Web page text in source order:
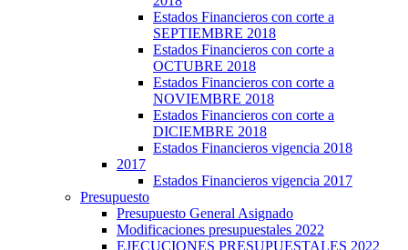
Estados Financieros con corte a
SEPTIEMBRE 2018
Estados Financieros con corte a
OCTUBRE 2018
Estados Financieros con corte a
NOVIEMBRE 2018
Estados Financieros con corte a
DICIEMBRE 2018
Estados Financieros vigencia 2018
2017
Estados Financieros vigencia 2017
Presupuesto
Presupuesto General Asignado
Modificaciones presupuestales 2022
EJECUCIONES PRESUPUESTALES 2022